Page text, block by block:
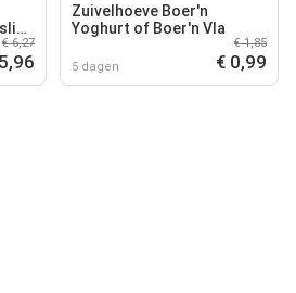
€ 6,27
Zuivelhoeve Boer'n
Yoghurt of Boer'n Vla
5 dagen
€ 1,85
€ 0,99